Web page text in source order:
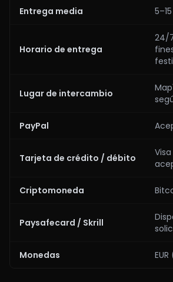
Entrega media
Horario de entrega
24/
Lugar de intercambio
PayPal
Tarjeta de crédito / débito
Criptomoneda
Paysafecard / Skrill
Monedas